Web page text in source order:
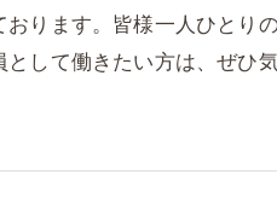
ります。皆様一人ひと
して働きたい方は、ぜひ